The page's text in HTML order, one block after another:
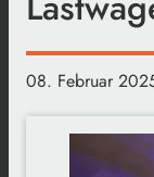
08. Februar